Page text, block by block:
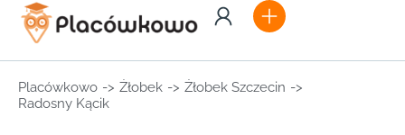
Placówkowo -> Żłobek -> Żłobek Szczecin ->
Radosny Kącik